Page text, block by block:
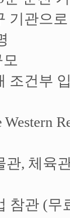
기관으
조건부
관, 체육
참관 (무